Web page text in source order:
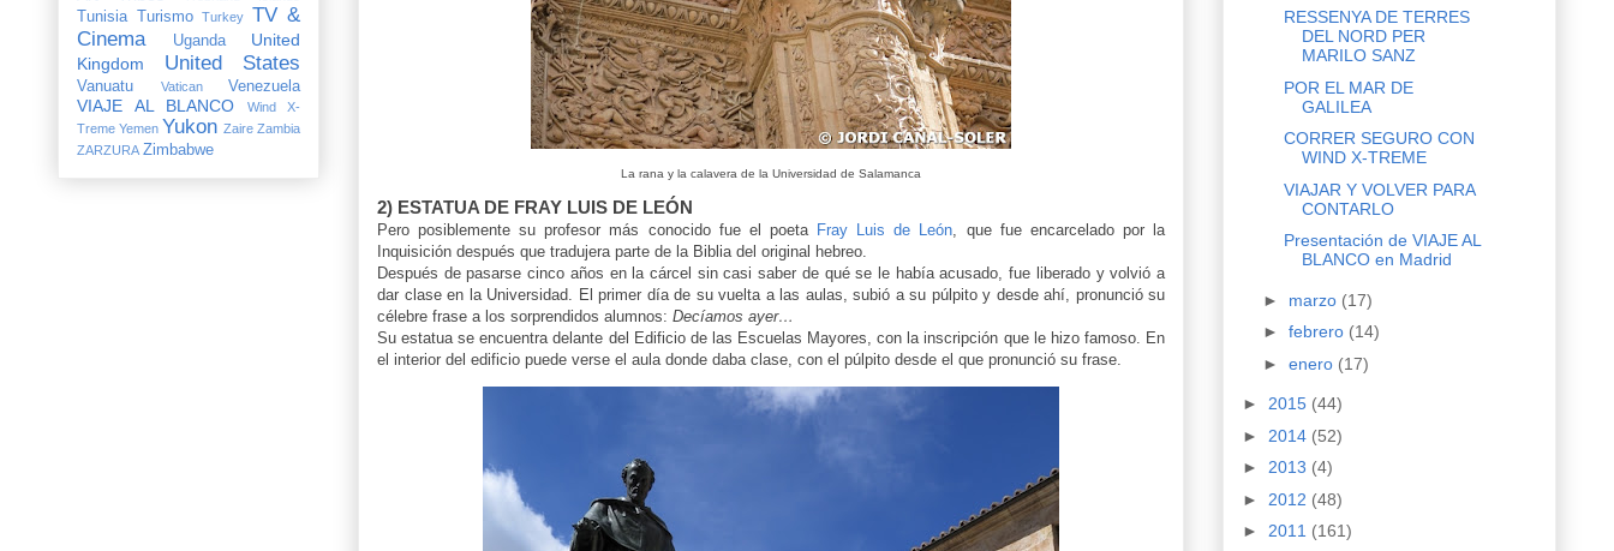
La rana y la calavera de la Universidad de Salamanca
2) ESTATUA DE FRAY LUIS DE LEÓN
Pero posiblemente su profesor más conocido fue el poeta Fray Luis de León, que fue encarcelado por la
Inquisición después que tradujera parte de la Biblia del original hebreo.
Después de pasarse cinco años en la cárcel sin casi saber de qué se le había acusado, fue liberado y volvió a
dar clase en la Universidad. El primer día de su vuelta a las aulas, subió a su púlpito y desde ahí, pronunció su
célebre frase a los sorprendidos alumnos: Decíamos ayer…
Su estatua se encuentra delante del Edificio de las Escuelas Mayores, con la inscripción que le hizo famoso. En
el interior del edificio puede verse el aula donde daba clase, con el púlpito desde el que pronunció su frase.
Tunisia Turismo Turkey TV &
Cinema
Uganda
United
Kingdom
United States
Vanuatu Vatican Venezuela
VIAJE AL BLANCO
Wind X-
Treme Yemen Yukon Zaire Zambia
ZARZURA Zimbabwe
RESSENYA DE TERRES
DEL NORD PER
MARILO SANZ
POR EL MAR DE
GALILEA
CORRER SEGURO CON
WIND X-TREME
VIAJAR Y VOLVER PARA
CONTARLO
Presentación de VIAJE AL
BLANCO en Madrid
► marzo (17)
► febrero (14)
► enero (17)
► 2015 (44)
► 2014 (52)
► 2013 (4)
► 2012 (48)
► 2011 (161)